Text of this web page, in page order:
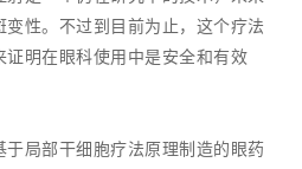
变性。不过到目前为止，这个疗法
明在眼科使用中是安全和有效
于局部干细胞疗法原理制造的眼药